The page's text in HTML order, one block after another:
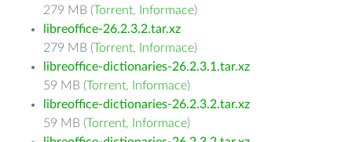
279 MB (Torrent, Informace)
libreoffice-26.2.3.2.tar.xz
279 MB (Torrent, Informace)
libreoffice-dictionaries-26.2.3.1.tar.xz
59 MB (Torrent, Informace)
libreoffice-dictionaries-26.2.3.2.tar.xz
59 MB (Torrent, Informace)